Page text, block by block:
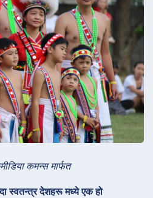
कमन्स मार्फत
स्वतन्त्र देशहरू मध्ये एक हो